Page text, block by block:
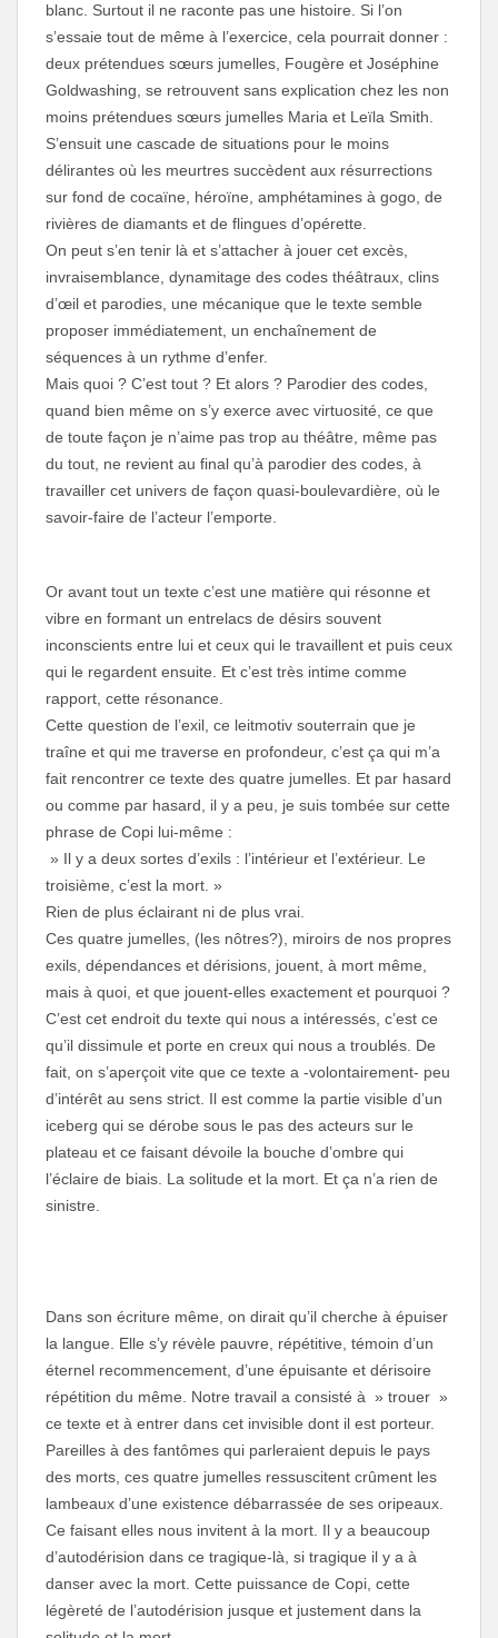
blanc. Surtout il ne raconte pas une histoire. Si l’on
s’essaie tout de même à l’exercice, cela pourrait donner :
deux prétendues sœurs jumelles, Fougère et Joséphine
Goldwashing, se retrouvent sans explication chez les non
moins prétendues sœurs jumelles Maria et Leïla Smith.
S’ensuit une cascade de situations pour le moins
délirantes où les meurtres succèdent aux résurrections
sur fond de cocaïne, héroïne, amphétamines à gogo, de
rivières de diamants et de flingues d’opérette.
On peut s’en tenir là et s’attacher à jouer cet excès,
invraisemblance, dynamitage des codes théâtraux, clins
d’œil et parodies, une mécanique que le texte semble
proposer immédiatement, un enchaînement de
séquences à un rythme d’enfer.
Mais quoi ? C’est tout ? Et alors ? Parodier des codes,
quand bien même on s’y exerce avec virtuosité, ce que
de toute façon je n’aime pas trop au théâtre, même pas
du tout, ne revient au final qu’à parodier des codes, à
travailler cet univers de façon quasi-boulevardière, où le
savoir-faire de l’acteur l’emporte.
Or avant tout un texte c’est une matière qui résonne et
vibre en formant un entrelacs de désirs souvent
inconscients entre lui et ceux qui le travaillent et puis ceux
qui le regardent ensuite. Et c’est très intime comme
rapport, cette résonance.
Cette question de l’exil, ce leitmotiv souterrain que je
traîne et qui me traverse en profondeur, c’est ça qui m’a
fait rencontrer ce texte des quatre jumelles. Et par hasard
ou comme par hasard, il y a peu, je suis tombée sur cette
phrase de Copi lui-même :
» Il y a deux sortes d’exils : l’intérieur et l’extérieur. Le
troisième, c’est la mort. »
Rien de plus éclairant ni de plus vrai.
Ces quatre jumelles, (les nôtres?), miroirs de nos propres
exils, dépendances et dérisions, jouent, à mort même,
mais à quoi, et que jouent-elles exactement et pourquoi ?
C’est cet endroit du texte qui nous a intéressés, c’est ce
qu’il dissimule et porte en creux qui nous a troublés. De
fait, on s’aperçoit vite que ce texte a -volontairement- peu
d’intérêt au sens strict. Il est comme la partie visible d’un
iceberg qui se dérobe sous le pas des acteurs sur le
plateau et ce faisant dévoile la bouche d’ombre qui
l’éclaire de biais. La solitude et la mort. Et ça n’a rien de
sinistre.
Dans son écriture même, on dirait qu’il cherche à épuiser
la langue. Elle s’y révèle pauvre, répétitive, témoin d’un
éternel recommencement, d’une épuisante et dérisoire
répétition du même. Notre travail a consisté à » trouer »
ce texte et à entrer dans cet invisible dont il est porteur.
Pareilles à des fantômes qui parleraient depuis le pays
des morts, ces quatre jumelles ressuscitent crûment les
lambeaux d’une existence débarrassée de ses oripeaux.
Ce faisant elles nous invitent à la mort. Il y a beaucoup
d’autodérision dans ce tragique-là, si tragique il y a à
danser avec la mort. Cette puissance de Copi, cette
légèreté de l’autodérision jusque et justement dans la